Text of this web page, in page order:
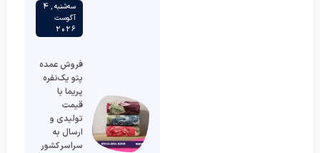
سه‌شنبه , 4
آگوست
2026
فروش عمده
پتو یک‌نفره
پریما با
قیمت
تولیدی و
ارسال به
سراسر کشور